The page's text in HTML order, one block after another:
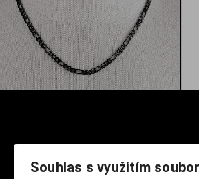
Souhlas s využitím